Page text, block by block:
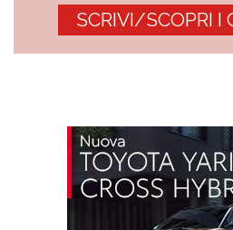
SCRIVI/SCOPRI I